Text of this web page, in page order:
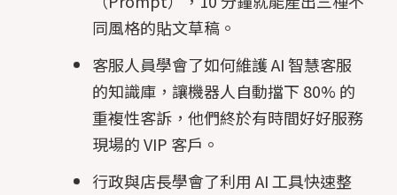
同風格的貼文草稿。
客服人員學會了如何維護 AI 智慧客服
的知識庫，讓機器人自動擋下 80% 的
重複性客訴，他們終於有時間好好服務
現場的 VIP 客戶。
行政與店長學會了利用 AI 工具快速整